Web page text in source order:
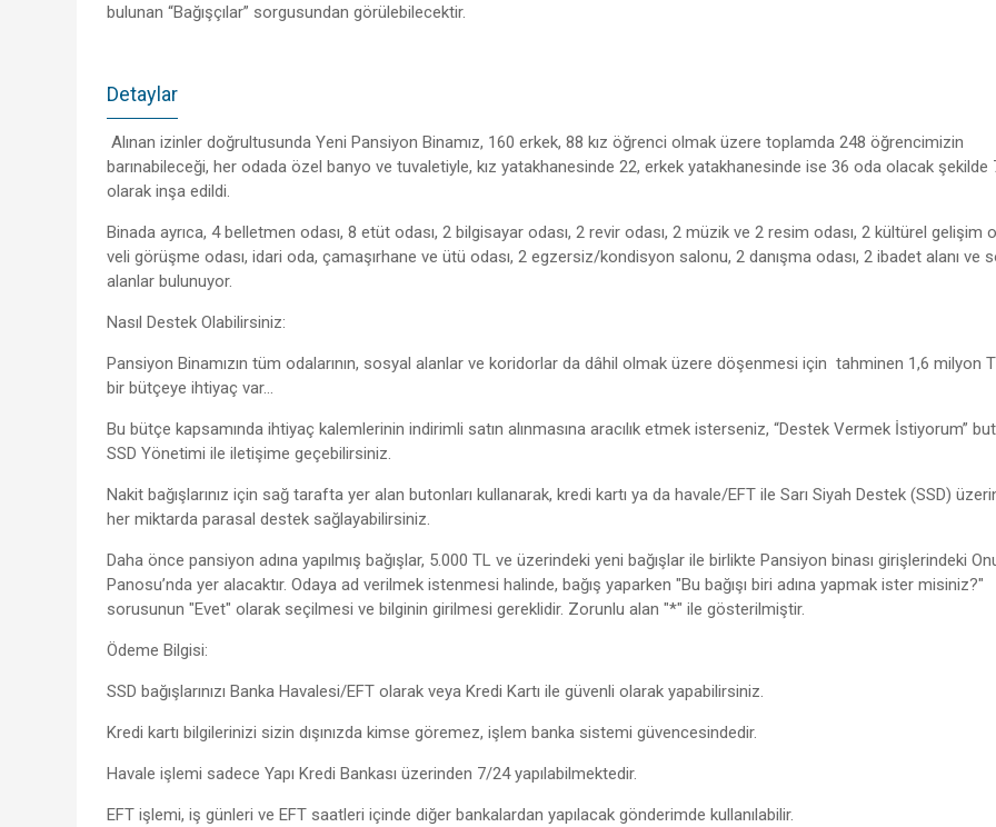
bulunan “Bağışçılar” sorgusundan görülebilecektir.
Detaylar
Alınan izinler doğrultusunda Yeni Pansiyon Binamız, 160 erkek, 88 kız öğrenci olmak üzere toplamda 248 öğrencimizin
barınabileceği, her odada özel banyo ve tuvaletiyle, kız yatakhanesinde 22, erkek yatakhanesinde ise 36 oda olacak şekilde
olarak inşa edildi.
Binada ayrıca, 4 belletmen odası, 8 etüt odası, 2 bilgisayar odası, 2 revir odası, 2 müzik ve 2 resim odası, 2 kültürel gelişim
veli görüşme odası, idari oda, çamaşırhane ve ütü odası, 2 egzersiz/kondisyon salonu, 2 danışma odası, 2 ibadet alanı ve
alanlar bulunuyor.
Nasıl Destek Olabilirsiniz:
Pansiyon Binamızın tüm odalarının, sosyal alanlar ve koridorlar da dâhil olmak üzere döşenmesi için tahminen 1,6 milyon
bir bütçeye ihtiyaç var…
Bu bütçe kapsamında ihtiyaç kalemlerinin indirimli satın alınmasına aracılık etmek isterseniz, “Destek Vermek İstiyorum”
SSD Yönetimi ile iletişime geçebilirsiniz.
Nakit bağışlarınız için sağ tarafta yer alan butonları kullanarak, kredi kartı ya da havale/EFT ile Sarı Siyah Destek (SSD)
her miktarda parasal destek sağlayabilirsiniz.
Daha önce pansiyon adına yapılmış bağışlar, 5.000 TL ve üzerindeki yeni bağışlar ile birlikte Pansiyon binası girişlerindeki
Panosu’nda yer alacaktır. Odaya ad verilmek istenmesi halinde, bağış yaparken "Bu bağışı biri adına yapmak ister misiniz?"
sorusunun "Evet" olarak seçilmesi ve bilginin girilmesi gereklidir. Zorunlu alan "*" ile gösterilmiştir.
Ödeme Bilgisi:
SSD bağışlarınızı Banka Havalesi/EFT olarak veya Kredi Kartı ile güvenli olarak yapabilirsiniz.
Kredi kartı bilgilerinizi sizin dışınızda kimse göremez, işlem banka sistemi güvencesindedir.
Havale işlemi sadece Yapı Kredi Bankası üzerinden 7/24 yapılabilmektedir.
EFT işlemi, iş günleri ve EFT saatleri içinde diğer bankalardan yapılacak gönderimde kullanılabilir.